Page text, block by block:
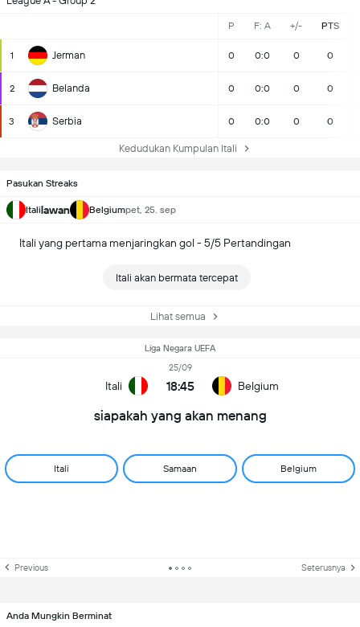
P F: A +/- PTS
1 Jerman 0 0:0 0 0
2 Belanda 0 0:0 0 0
3 Serbia 0 0:0 0 0
Kedudukan Kumpulan Itali
Pasukan Streaks
Italilawan Belgiumpet, 25. sep
Itali yang pertama menjaringkan gol - 5/5 Pertandingan
Itali akan bermata tercepat
Lihat semua
Liga Negara UEFA
Itali
25/09
18:45 Belgium
siapakah yang akan menang
Itali Samaan Belgium
Previous Seterusnya
Anda Mungkin Berminat